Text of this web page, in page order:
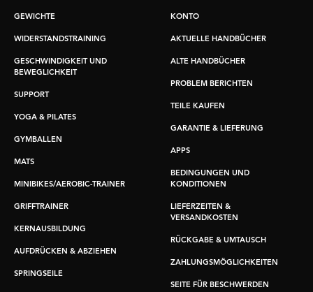
GEWICHTE
WIDERSTANDSTRAINING
GESCHWINDIGKEIT UND
BEWEGLICHKEIT
SUPPORT
YOGA & PILATES
GYMBALLEN
MATS
MINIBIKES/AEROBIC-TRAINER
GRIFFTRAINER
KERNAUSBILDUNG
AUFDRÜCKEN & ABZIEHEN
SPRINGSEILE
KONTO
AKTUELLE HANDBÜCHER
ALTE HANDBÜCHER
PROBLEM BERICHTEN
TEILE KAUFEN
GARANTIE & LIEFERUNG
APPS
BEDINGUNGEN UND
KONDITIONEN
LIEFERZEITEN &
VERSANDKOSTEN
RÜCKGABE & UMTAUSCH
ZAHLUNGSMÖGLICHKEITEN
SEITE FÜR BESCHWERDEN